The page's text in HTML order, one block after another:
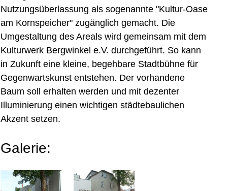
Nutzungsüberlassung als sogenannte "Kultur-Oase
am Kornspeicher" zugänglich gemacht. Die
Umgestaltung des Areals wird gemeinsam mit dem
Kulturwerk Bergwinkel e.V. durchgeführt. So kann
in Zukunft eine kleine, begehbare Stadtbühne für
Gegenwartskunst entstehen. Der vorhandene
Baum soll erhalten werden und mit dezenter
Illuminierung einen wichtigen städtebaulichen
Akzent setzen.
Galerie: